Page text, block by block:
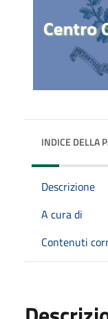
INDICE DELLA
Descrizione
A cura di
Contenuti